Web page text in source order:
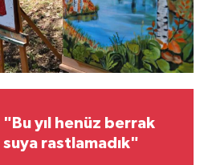
"Bu yıl henüz berrak
suya rastlamadık"